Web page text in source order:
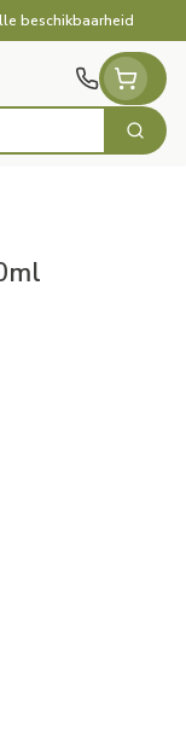
beschikbaarheid
Zoek